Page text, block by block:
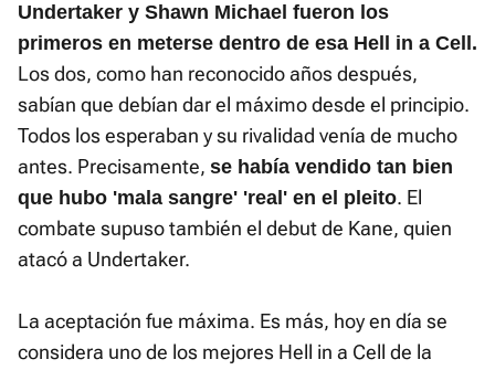
Undertaker y Shawn Michael fueron los
primeros en meterse dentro de esa Hell in a Cell.
Los dos, como han reconocido años después,
sabían que debían dar el máximo desde el principio.
Todos los esperaban y su rivalidad venía de mucho
antes. Precisamente, se había vendido tan bien
que hubo 'mala sangre' 'real' en el pleito. El
combate supuso también el debut de Kane, quien
atacó a Undertaker.
La aceptación fue máxima. Es más, hoy en día se
considera uno de los mejores Hell in a Cell de la